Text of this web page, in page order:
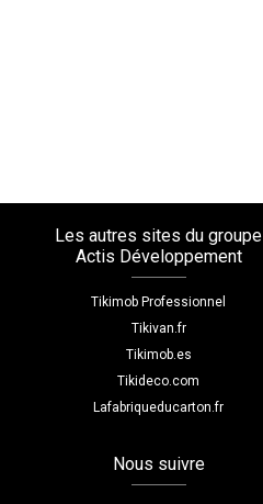
Les autres sites du groupe
Actis Développement
Tikimob Professionnel
Tikivan.fr
Tikimob.es
Tikideco.com
Lafabriqueducarton.fr
Nous suivre